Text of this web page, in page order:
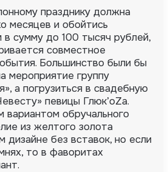
празднику должна
месяцев и обойтись
сумму до 100 тысяч рублей,
совместное
Большинство были бы
мероприятие группу
а погрузиться в свадебную
певицы Глюк’oZа.
обручального
из желтого золота
дизайне без вставок, но если
то в фаворитах